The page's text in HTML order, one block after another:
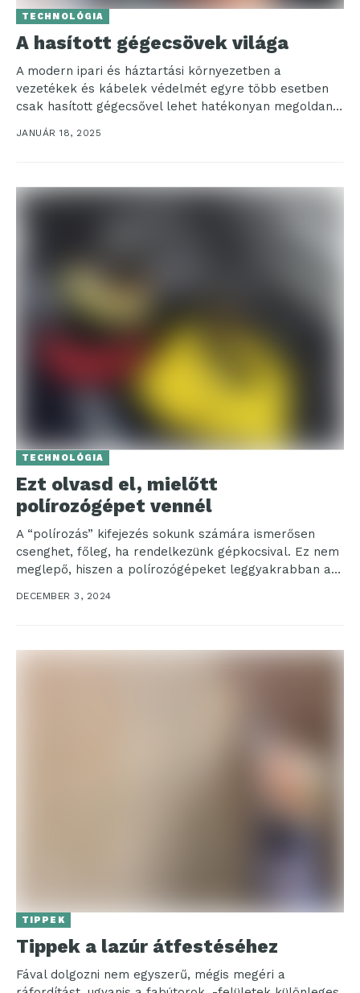
TECHNOLÓGIA
A hasított gégecsövek világa
A modern ipari és háztartási környezetben a
vezetékek és kábelek védelmét egyre több esetben
csak hasított gégecsővel lehet hatékonyan megoldani.
Ezzel a megoldással...
JANUÁR 18, 2025
TECHNOLÓGIA
Ezt olvasd el, mielőtt
polírozógépet vennél
A “polírozás” kifejezés sokunk számára ismerősen
csenghet, főleg, ha rendelkezünk gépkocsival. Ez nem
meglepő, hiszen a polírozógépeket leggyakrabban a
DECEMBER 3, 2024
TIPPEK
Tippek a lazúr átfestéséhez
Fával dolgozni nem egyszerű, mégis megéri a